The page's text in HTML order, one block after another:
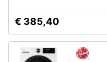
€ 385,40